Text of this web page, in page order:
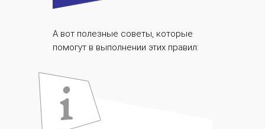
А вот полезные советы, которые
помогут в выполнении этих правил: